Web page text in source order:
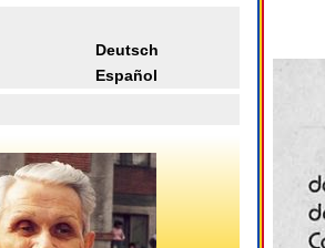
Deutsch
Español